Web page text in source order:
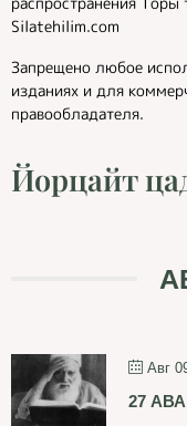
Silatehilim.com
Запрещено любое
изданиях и для
правообладателя.
Йорцайт
Авг
27